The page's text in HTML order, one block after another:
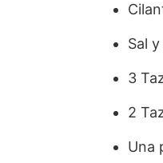
Sal
3
2
Una